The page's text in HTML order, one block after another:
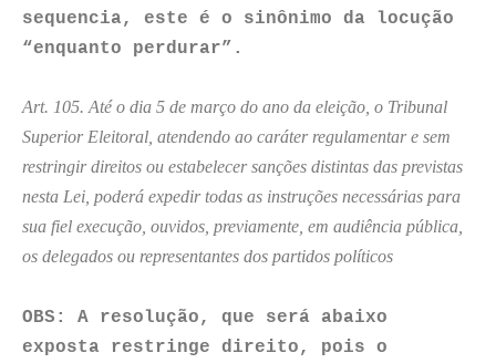
sequencia, este é o sinônimo da locução
“enquanto perdurar”.
Art. 105. Até o dia 5 de março do ano da eleição, o Tribunal
Superior Eleitoral, atendendo ao caráter regulamentar e sem
restringir direitos ou estabelecer sanções distintas das previstas
nesta Lei, poderá expedir todas as instruções necessárias para
sua fiel execução, ouvidos, previamente, em audiência pública,
os delegados ou representantes dos partidos políticos
OBS: A resolução, que será abaixo
exposta restringe direito, pois o